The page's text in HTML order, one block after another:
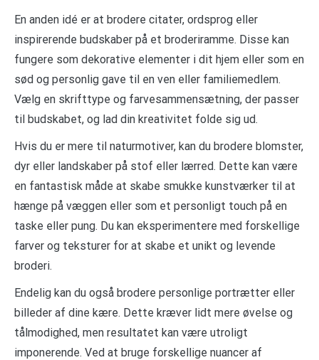
En anden idé er at brodere citater, ordsprog eller
inspirerende budskaber på et broderiramme. Disse kan
fungere som dekorative elementer i dit hjem eller som en
sød og personlig gave til en ven eller familiemedlem.
Vælg en skrifttype og farvesammensætning, der passer
til budskabet, og lad din kreativitet folde sig ud.
Hvis du er mere til naturmotiver, kan du brodere blomster,
dyr eller landskaber på stof eller lærred. Dette kan være
en fantastisk måde at skabe smukke kunstværker til at
hænge på væggen eller som et personligt touch på en
taske eller pung. Du kan eksperimentere med forskellige
farver og teksturer for at skabe et unikt og levende
broderi.
Endelig kan du også brodere personlige portrætter eller
billeder af dine kære. Dette kræver lidt mere øvelse og
tålmodighed, men resultatet kan være utroligt
imponerende. Ved at bruge forskellige nuancer af